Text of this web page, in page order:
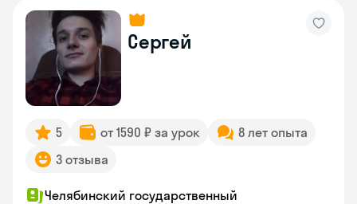
Сергей
5 от 1590 ₽ за урок
8 лет опыта
3 отзыва
Челябинский государственный